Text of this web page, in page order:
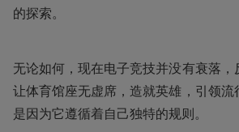
的探索。
无论如何，现在电子竞技并没有衰落
让体育馆座无虚席，造就英雄，引领
是因为它遵循着自己独特的规则。